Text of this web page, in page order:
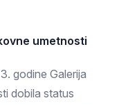
umetnosti
godine Galerija
dobila status